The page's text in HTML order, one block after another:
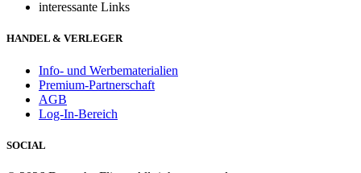
interessante Links
HANDEL & VERLEGER
Info- und Werbematerialien
Premium-Partnerschaft
AGB
Log-In-Bereich
SOCIAL